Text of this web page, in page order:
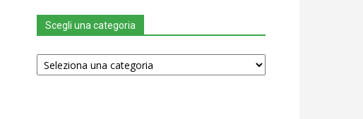
Scegli una categoria
Scegli
una